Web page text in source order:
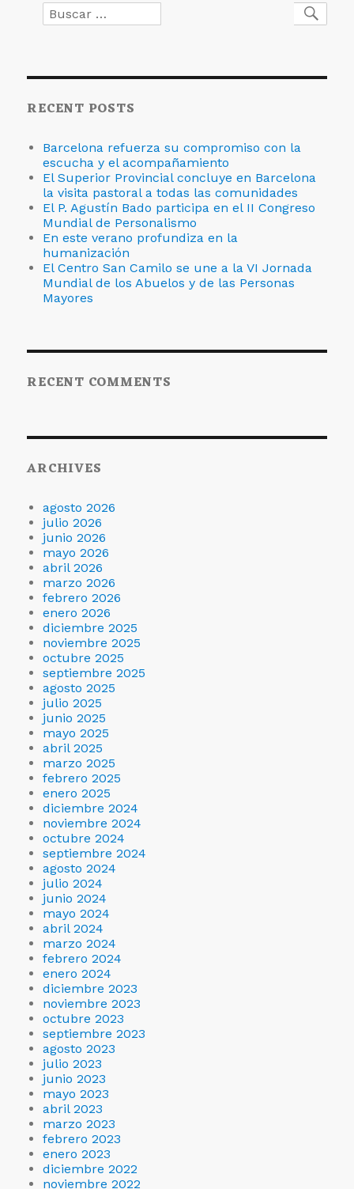
Buscar
por:
RECENT POSTS
Barcelona refuerza su compromiso con la
escucha y el acompañamiento
El Superior Provincial concluye en Barcelona
la visita pastoral a todas las comunidades
El P. Agustín Bado participa en el II Congreso
Mundial de Personalismo
En este verano profundiza en la
humanización
El Centro San Camilo se une a la VI Jornada
Mundial de los Abuelos y de las Personas
Mayores
RECENT COMMENTS
ARCHIVES
agosto 2026
julio 2026
junio 2026
mayo 2026
abril 2026
marzo 2026
febrero 2026
enero 2026
diciembre 2025
noviembre 2025
octubre 2025
septiembre 2025
agosto 2025
julio 2025
junio 2025
mayo 2025
abril 2025
marzo 2025
febrero 2025
enero 2025
diciembre 2024
noviembre 2024
octubre 2024
septiembre 2024
agosto 2024
julio 2024
junio 2024
mayo 2024
abril 2024
marzo 2024
febrero 2024
enero 2024
diciembre 2023
noviembre 2023
octubre 2023
septiembre 2023
agosto 2023
julio 2023
junio 2023
mayo 2023
abril 2023
marzo 2023
febrero 2023
enero 2023
diciembre 2022
noviembre 2022